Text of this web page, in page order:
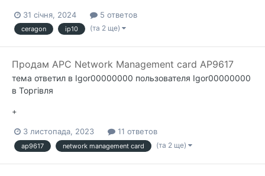
31 січня, 2024 5 ответов
ceragon ip10 (та 2 ще)
Продам APC Network Management card AP9617
тема ответил в Igor00000000 пользователя Igor00000000
в Торгівля
+
3 листопада, 2023 11 ответов
ap9617 network management card (та 2 ще)